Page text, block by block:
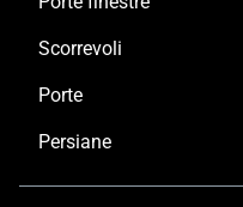
Scorrevoli
Porte
Persiane